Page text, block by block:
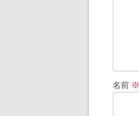
名前 ※